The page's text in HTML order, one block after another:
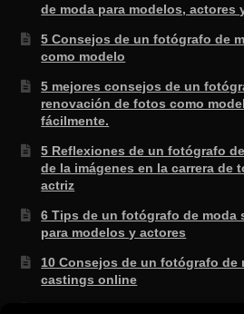
de moda para modelos, actores
5 Consejos de un fotógrafo de
como modelo
5 mejores consejos de un
renovación de fotos como
fácilmente.
5 Reflexiones de un fotógrafo
de la imágenes en la carrera de
actriz
6 Tips de un fotógrafo de moda
para modelos y actores
10 Consejos de un fotógrafo de
castings online